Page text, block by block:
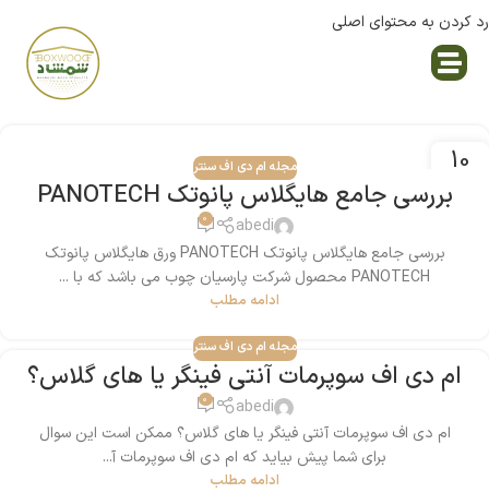
رد کردن به محتوای اصلی
10 مجله ام دی اف سنتر
بررسی جامع هایگلاس پانوتک PANOTECH
abedi
0
بررسی جامع هایگلاس پانوتک PANOTECH ورق هایگلاس پانوتک
PANOTECH محصول شرکت پارسیان چوب می باشد که با ...
ادامه مطلب
مجله ام دی اف سنتر
ام دی اف سوپرمات آنتی فینگر یا های ‌گلاس؟
abedi
0
ام دی اف سوپرمات آنتی فینگر یا های ‌گلاس؟ ممکن است این سوال
برای شما پیش بیاید که ام دی اف سوپرمات آ...
ادامه مطلب